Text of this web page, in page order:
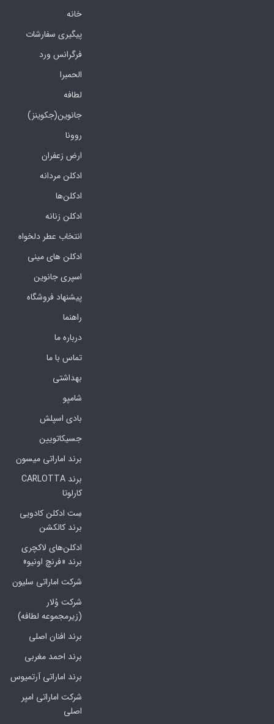
خانه
پیگیری سفارشات
فرگرانس ورد
الحمبرا
لطافه
جانوین(جکوینز)
روونا
ارض زعفران
ادکلن مردانه
ادکلن‌ها
ادکلن زنانه
انتخاب عطر دلخواه
ادکلن های مینی
اسپری جانوین
پیشنهاد فروشگاه
راهنما
درباره ما
تماس با ما
بهداشتی
شامپو
بادی اسپلش
جسیکاتویین
برند اماراتی میسون
برند CARLOTTA
کارلوتا
سِت ادکلن کادویی
برند کالکشن
ادکلن‌های لاکچری
برند «فرنچ اونیو»
شرکت اماراتی سلیون
شرکت وُلار
(زیرمجموعه لطافه)
برند افنان اصلی
برند احمد مغربی
برند اماراتی آرتمیوس
شرکت اماراتی امپر
اصلی